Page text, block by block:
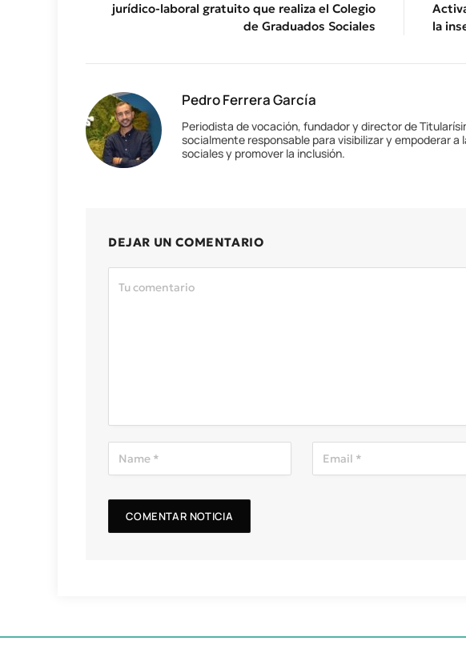
jurídico-laboral gratuito que realiza el Colegio
de Graduados Sociales
la
Pedro Ferrera García
Periodista de vocación, fundador y director de
socialmente responsable para visibilizar y empoderar
sociales y promover la inclusión.
DEJAR UN COMENTARIO